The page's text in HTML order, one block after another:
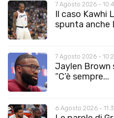
7 Agosto 2026 -
Il caso Kawhi
spunta anche
7 Agosto 2026 -
Jaylen Brown
“C’è sempre...
6 Agosto 2026 -